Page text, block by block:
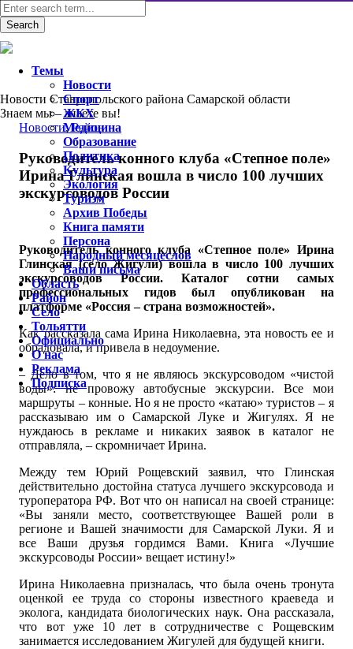
Новости Ставропольского района Самарской области
Знаем мы – знаете вы!
Новости,Район
Руководитель конного клуба «Степное поле»
Ирина Глинская вошла в число 100 лучших
экскурсоводов России
Руководитель конного клуба «Степное поле» Ирина
Глинская (село Жигули) вошла в число 100 лучших
экскурсоводов России. Каталог сотни самых
профессиональных гидов был опубликован на
платформе «Россия – страна возможностей».
Как рассказала сама Ирина Николаевна, эта новость ее и
обрадовала, и привела в недоумение.
– Дело в том, что я не являюсь экскурсоводом «чистой
воды»: не провожу автобусные экскурсии. Все мои
маршруты – конные. Но я не просто «катаю» туристов – я
рассказываю им о Самарской Луке и Жигулях. Я не
нуждаюсь в рекламе и никаких заявок в каталог не
отправляла, – скромничает Ирина.
Между тем Юрий Рощевский заявил, что Глинская
действительно достойна статуса лучшего экскурсовода и
туроператора РФ. Вот что он написал на своей странице:
«Вы заняли место, соответствующее Вашей роли в
регионе и Вашей значимости для Самарской Луки. Я и
все Ваши друзья гордимся Вами. Книга «Лучшие
экскурсоводы России» вещает истину!»
Ирина Николаевна призналась, что была очень тронута
оценкой ее труда со стороны известного краеведа и
эколога, кандидата биологических наук. Она рассказала,
что вот уже 10 лет в сотрудничестве с Рощевским
занимается исследованием Жигулей для будущей книги.
Темы
Новости
Спорт
ЖКХ
Медицина
Образование
Политика
Культура
Экология
Туризм
Архив Победы
Книга памяти
Персона
Народный месяцеслов
Ваши письма
Область
Район
Село
Тольятти
Официально
О нас
Реклама
Подписка